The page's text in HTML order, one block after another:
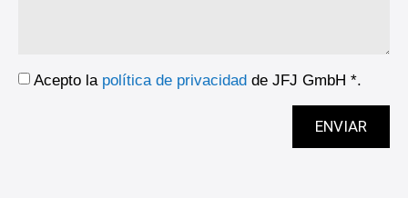
Acepto la política de privacidad de JFJ GmbH *.
ENVIAR